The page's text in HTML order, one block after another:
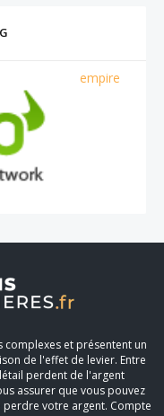
empire
complexes et présentent un
de l'effet de levier. Entre
perdent de l'argent
assurer que vous pouvez
votre argent. Compte